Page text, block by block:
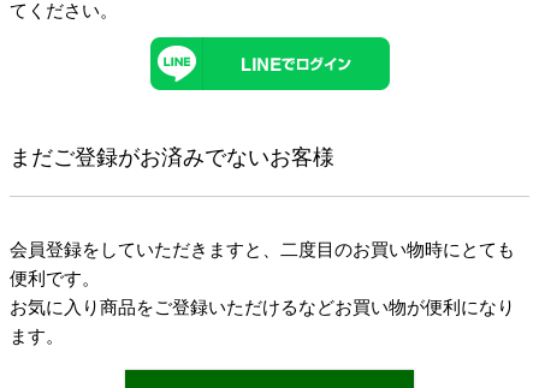
てください。
まだご登録がお済みでないお客様
会員登録をしていただきますと、二度目のお買い物時にとても
便利です。
お気に入り商品をご登録いただけるなどお買い物が便利になり
ます。